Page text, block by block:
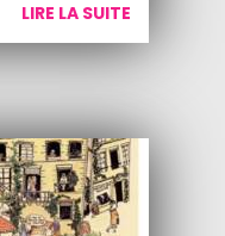
LIRE LA SUITE